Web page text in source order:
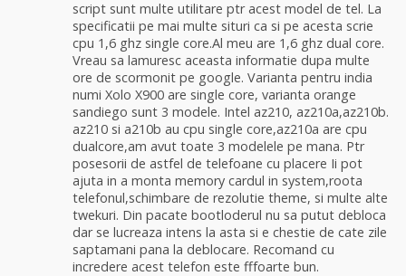
script sunt multe utilitare ptr acest model de tel. La
specificatii pe mai multe situri ca si pe acesta scrie
cpu 1,6 ghz single core.Al meu are 1,6 ghz dual core.
Vreau sa lamuresc aceasta informatie dupa multe
ore de scormonit pe google. Varianta pentru india
numi Xolo X900 are single core, varianta orange
sandiego sunt 3 modele. Intel az210, az210a,az210b.
az210 si a210b au cpu single core,az210a are cpu
dualcore,am avut toate 3 modelele pe mana. Ptr
posesorii de astfel de telefoane cu placere Ii pot
ajuta in a monta memory cardul in system,roota
telefonul,schimbare de rezolutie theme, si multe alte
twekuri. Din pacate bootloderul nu sa putut debloca
dar se lucreaza intens la asta si e chestie de cate zile
saptamani pana la deblocare. Recomand cu
incredere acest telefon este fffoarte bun.